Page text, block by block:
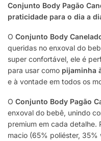
Conjunto Body Pagão
praticidade para o dia a
O Conjunto Body
queridas no enxoval do
super confortável, ele é
para usar como pijaminha
e à vontade em todos os
O Conjunto Body Pagão
enxoval do bebê, unindo
premium em cada detalhe.
macio (65% poliéster, 35%